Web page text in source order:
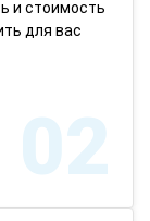
и стоимость
для вас
02